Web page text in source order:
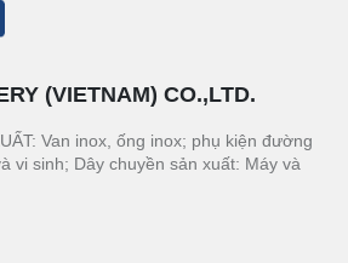
(VIETNAM) CO.,LTD.
Van inox, ống inox; phụ kiện đường
vi sinh; Dây chuyền sản xuất: Máy và